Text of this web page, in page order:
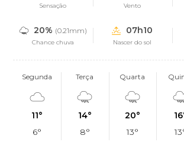
Sensação Vento
20% (0.21mm)
Chance chuva
07h10
Nascer do sol
Segunda
11°
6°
Terça
14°
8°
Quarta
20°
13°